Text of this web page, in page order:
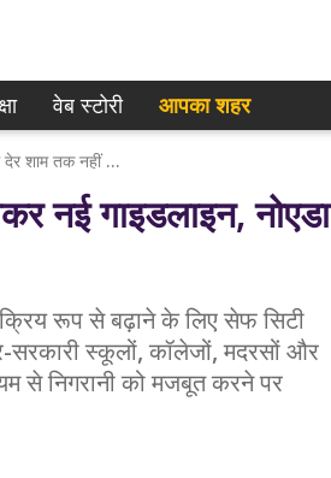
वेब स्टोरी आपका शहर
सेफ सिटी परियोजना: ग्रेटर नोएडा कोचिंग सेंटर्स को लेकर नई गाइडलाइन, नोएडा में देर शाम तक नहीं खुलेंगे कोचिंग सेंटर
नई गाइडलाइन, नोएडा
रूप से बढ़ाने के लिए सेफ सिटी
सरकारी स्कूलों, कॉलेजों, मदरसों और
से निगरानी को मजबूत करने पर